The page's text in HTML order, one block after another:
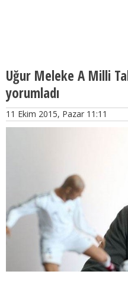
Uğur Meleke A Milli
yorumladı
11 Ekim 2015, Pazar 11:11